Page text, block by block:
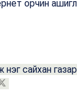
орчин
сайхан газар